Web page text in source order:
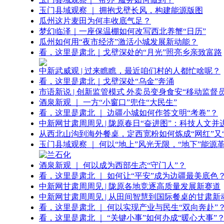
玉门县域观察 ｜ 拥抱戈壁长风，构建能源版图
瓜州这片麦田为何丰收底气足？
梦幻临泽｜一座保温棚如何改写西北养蟹“日历”
瓜州如何用“夜市经济”激活小城发展新动能？
看，这里是肃北｜戈壁深处的“月光”照亮乡亲致富路
中新武威观 | 过来瞧瞧，最近咱们村的人都忙啥呢？
看，这里是肃北｜戈壁深处“乌金”奔涌
市语新说 | 创新监管模式 外卖员变身食安“移动监督
酒泉新观 ｜ 一方“小窗口”兜住“大民生”
看，这里是肃北 ｜ 边疆小城如何作答文明“考卷”？
中新网甘肃周周见 | 陇原春日“奋进图”：科技人文并
从西北山沟到海外餐桌，定西宽粉如何炼成“网红”又
玉门县域观察 ｜ 何以“地上”风光无限，“地下”能源
酒泉新观 ｜ 何以成为西部生态“守门人”？
看，这里是肃北 ｜ 如何让“平安”成为边疆最美底色？
中新网甘肃周周见 | 陇原各地竞逐高质量发展新赛道
中新网甘肃周周见 | 从田间智慧到国际餐桌的甘肃新
看，这里是肃北 ｜ 何以实现产业与民生“双向奔赴”？
看，这里是肃北 ｜ “关键小事”如何办成“暖心大事”？